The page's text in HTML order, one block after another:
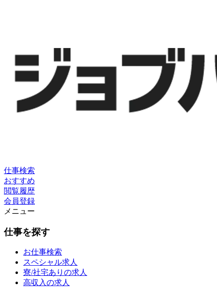
仕事検索
おすすめ
閲覧履歴
会員登録
メニュー
仕事を探す
お仕事検索
スペシャル求人
寮/社宅ありの求人
高収入の求人